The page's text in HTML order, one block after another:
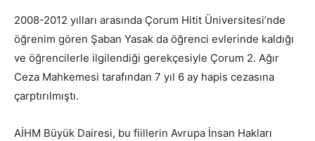
2008-2012 yılları arasında Çorum Hitit Üniversitesi’nde
öğrenim gören Şaban Yasak da öğrenci evlerinde kaldığı
ve öğrencilerle ilgilendiği gerekçesiyle Çorum 2. Ağır
Ceza Mahkemesi tarafından 7 yıl 6 ay hapis cezasına
çarptırılmıştı.
AİHM Büyük Dairesi, bu fiillerin Avrupa İnsan Hakları